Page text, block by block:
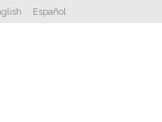
Español